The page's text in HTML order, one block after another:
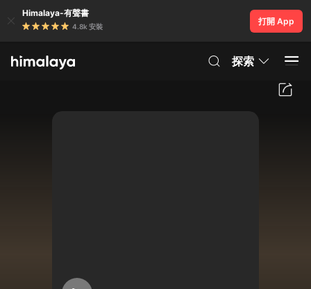
Himalaya-有聲書
4.8k 安裝
打開 App
探索